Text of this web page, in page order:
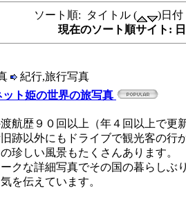
ソート順: タイトル (
)日付
現在のソート順サイト:
紀行,旅行写真
ット姫の世界の旅写真
航歴９０回以上（年４回以上で更
跡以外にもドライブで観光客の行
珍しい風景もたくさんあります。
クな詳細写真でその国の暮らしぶ
を伝えています。